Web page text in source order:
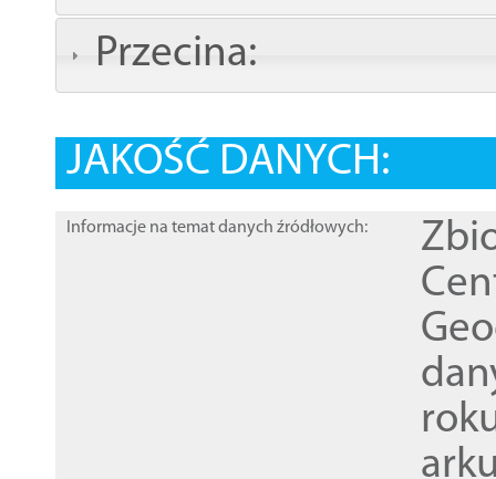
Przecina:
JAKOŚĆ DANYCH:
Informacje na temat danych źródłowych: